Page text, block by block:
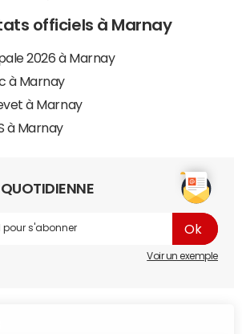
officiels à Marnay
2026 à Marnay
à Marnay
à Marnay
à Marnay
Voir un exemple